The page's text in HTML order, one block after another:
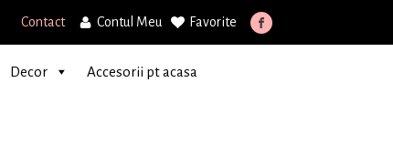
Contact Contul Meu Favorite
Decor Accesorii pt acasa